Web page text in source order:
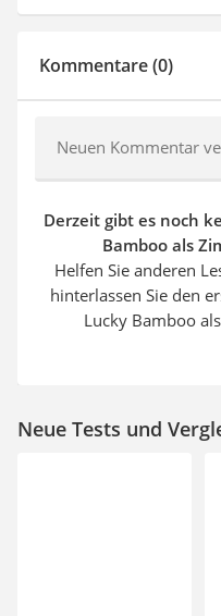
Kommentare (0)
Neuen Kommentar
Derzeit gibt es noch
Bamboo als
Helfen Sie anderen
hinterlassen Sie den
Lucky Bamboo
Neue Tests und